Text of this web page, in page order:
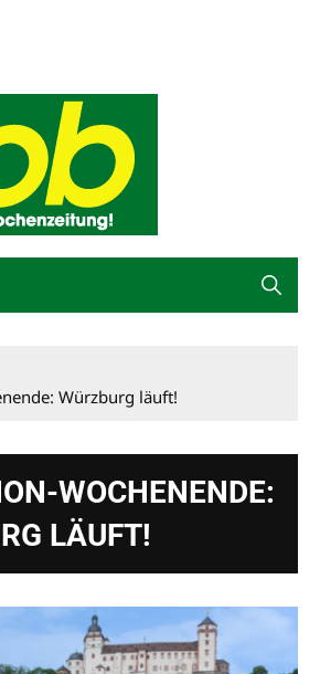
Würzburg läuft!
WOCHENENDE:
LÄUFT!